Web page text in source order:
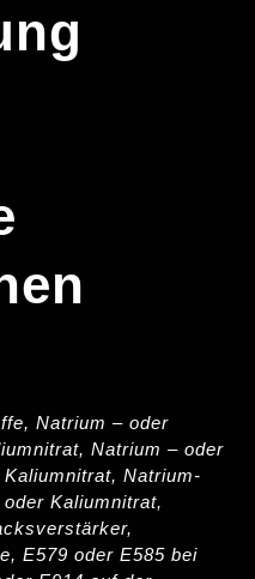
Natrium – oder
Natrium – oder
Natrium-
Kaliumnitrat,
E579 oder E585 bei